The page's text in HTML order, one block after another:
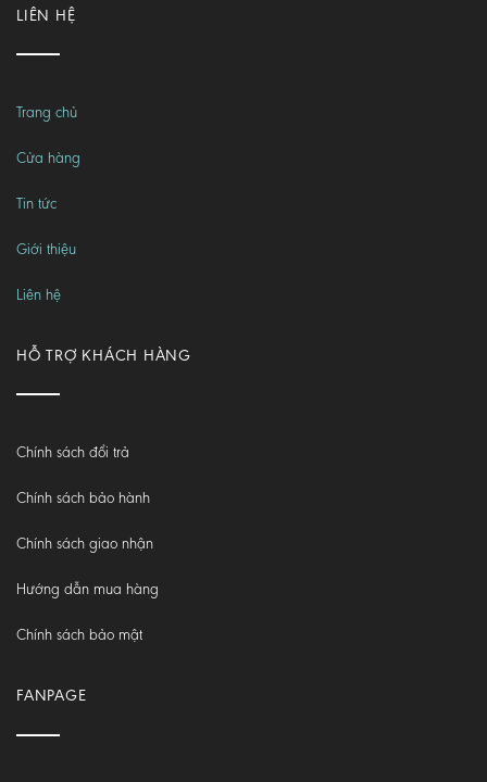
LIÊN HỆ
Trang chủ
Cửa hàng
Tin tức
Giới thiệu
Liên hệ
HỖ TRỢ KHÁCH HÀNG
Chính sách đổi trả
Chính sách bảo hành
Chính sách giao nhận
Hướng dẫn mua hàng
Chính sách bảo mật
FANPAGE